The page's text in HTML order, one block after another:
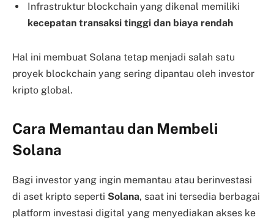
Infrastruktur blockchain yang dikenal memiliki
kecepatan transaksi tinggi dan biaya rendah
Hal ini membuat Solana tetap menjadi salah satu
proyek blockchain yang sering dipantau oleh investor
kripto global.
Cara Memantau dan Membeli
Solana
Bagi investor yang ingin memantau atau berinvestasi
di aset kripto seperti Solana, saat ini tersedia berbagai
platform investasi digital yang menyediakan akses ke